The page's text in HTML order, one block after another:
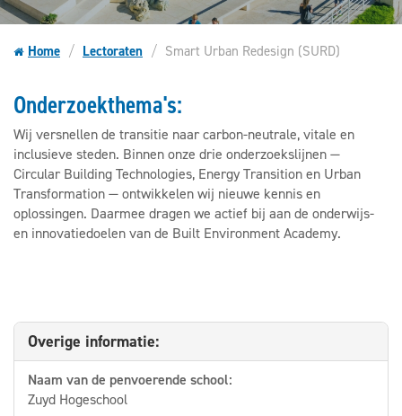
Home Lectoraten Smart Urban Redesign (SURD)
Onderzoekthema's:
Wij versnellen de transitie naar carbon-neutrale, vitale en
inclusieve steden. Binnen onze drie onderzoekslijnen —
Circular Building Technologies, Energy Transition en Urban
Transformation — ontwikkelen wij nieuwe kennis en
oplossingen. Daarmee dragen we actief bij aan de onderwijs-
en innovatiedoelen van de Built Environment Academy.
Overige informatie:
Naam van de penvoerende school:
Zuyd Hogeschool